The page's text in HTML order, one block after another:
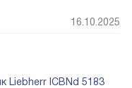
16.10.2025
Liebherr ICBNd 5183